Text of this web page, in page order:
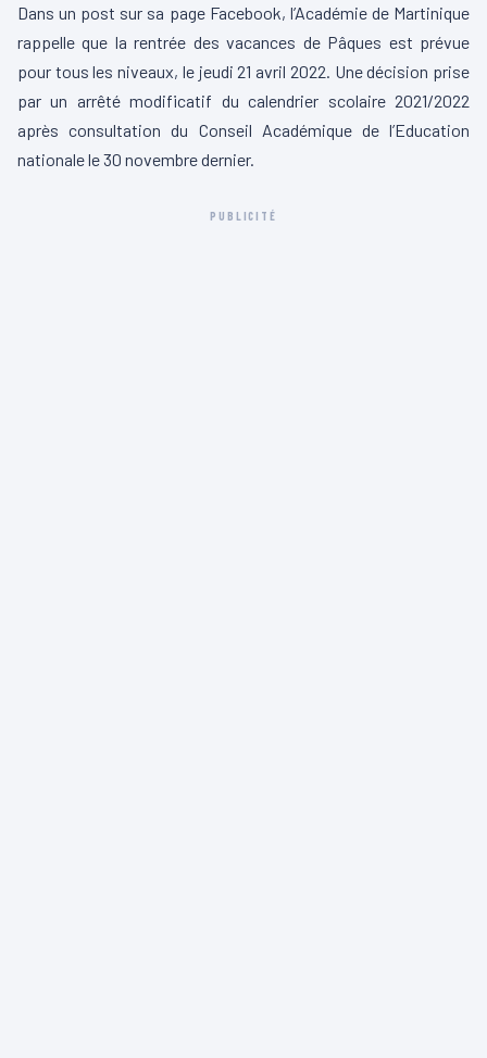
Dans un post sur sa page Facebook, l’Académie de Martinique
rappelle que la rentrée des vacances de Pâques est prévue
pour tous les niveaux, le jeudi 21 avril 2022. Une décision prise
par un arrêté modificatif du calendrier scolaire 2021/2022
après consultation du Conseil Académique de l’Education
nationale le 30 novembre dernier.
PUBLICITÉ